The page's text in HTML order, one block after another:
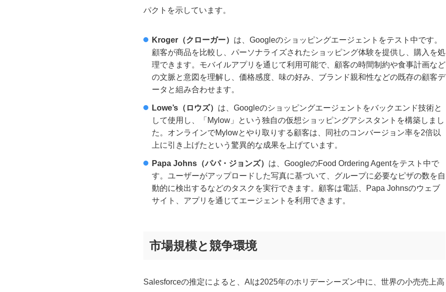
パクトを示しています。
Kroger（クローガー） は、Googleのショッピングエージェントをテスト中です。
顧客が商品を比較し、パーソナライズされたショッピング体験を提供し、購入を処
理できます。モバイルアプリを通じて利用可能で、顧客の時間制約や食事計画など
の文脈と意図を理解し、価格感度、味の好み、ブランド親和性などの既存の顧客デ
ータと組み合わせます。
Lowe’s（ロウズ） は、Googleのショッピングエージェントをバックエンド技術と
して使用し、「Mylow」という独自の仮想ショッピングアシスタントを構築しまし
た。オンラインでMylowとやり取りする顧客は、同社のコンバージョン率を2倍以
上に引き上げたという驚異的な成果を上げています。
Papa Johns（パパ・ジョンズ） は、GoogleのFood Ordering Agentをテスト中で
す。ユーザーがアップロードした写真に基づいて、グループに必要なピザの数を自
動的に検出するなどのタスクを実行できます。顧客は電話、Papa Johnsのウェブ
サイト、アプリを通じてエージェントを利用できます。
市場規模と競争環境
Salesforceの推定によると、AIは2025年のホリデーシーズン中に、世界の小売売上高